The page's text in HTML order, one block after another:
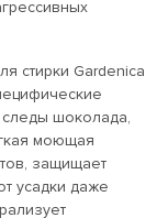
стирки Gardenica
шоколада,
моющая
защищает
усадки даже